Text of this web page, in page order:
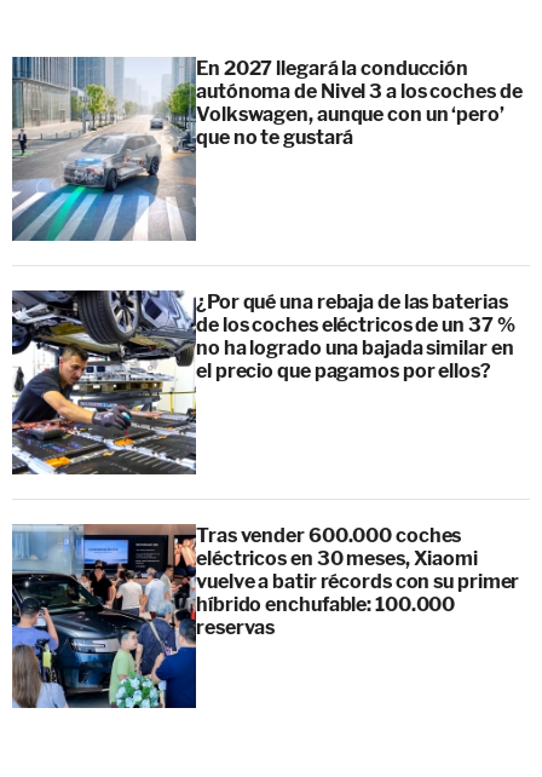
En 2027 llegará la conducción
autónoma de Nivel 3 a los coches de
Volkswagen, aunque con un ‘pero’
que no te gustará
¿Por qué una rebaja de las baterias
de los coches eléctricos de un 37 %
no ha logrado una bajada similar en
el precio que pagamos por ellos?
Tras vender 600.000 coches
eléctricos en 30 meses, Xiaomi
vuelve a batir récords con su primer
híbrido enchufable: 100.000
reservas